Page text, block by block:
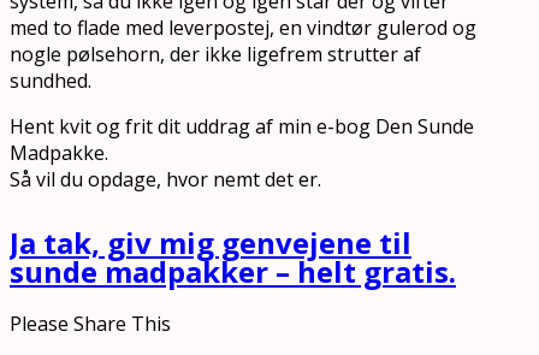
med to flade med leverpostej, en vindtør gulerod og
nogle pølsehorn, der ikke ligefrem strutter af
sundhed.
Hent kvit og frit dit uddrag af min e-bog Den Sunde
Madpakke.
Så vil du opdage, hvor nemt det er.
Ja tak, giv mig genvejene til
sunde madpakker – helt gratis.
Please Share This